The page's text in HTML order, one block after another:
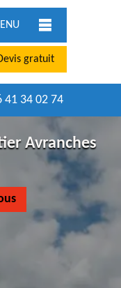
gratuit
41 34 02 74
Avranches